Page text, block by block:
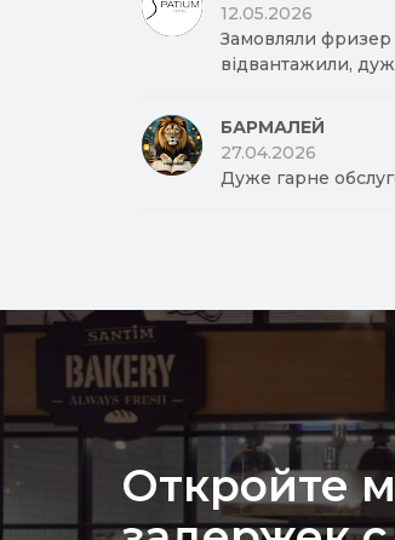
12.05.2026
Замовляли фризер
відвантажили,
БАРМАЛЕЙ
27.04.2026
Дуже гарне
Откройте